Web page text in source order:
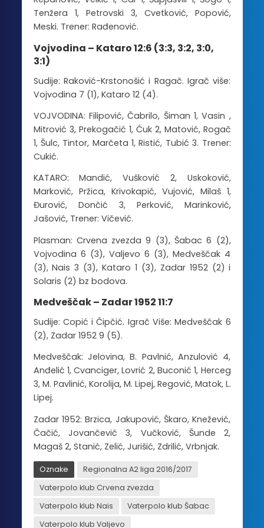
Tenžera 1, Petrovski 3, Cvetković, Popović,
Meski. Trener: Rađenović.
Vojvodina – Kataro 12:6 (3:3, 3:2, 3:0,
3:1)
Sudije: Raković-Krstonošić i Ragač. Igrač više:
Vojvodina 7 (1), Kataro 12 (4).
VOJVODINA: Filipović, Čabrilo, Šiman 1, Vasin ,
Mitrović 3, Prekogačić 1, Ćuk 2, Matović, Rogač
1, Šulc, Tintor, Marčeta 1, Ristić, Tubić 3. Trener:
Cukić.
KATARO: Mandić, Vušković 2, Uskoković,
Marković, Pržica, Krivokapić, Vujović, Milaš 1,
Đurović, Dončić 3, Perković, Marinković,
Jašović, Trener: Vičević.
Plasman: Crvena zvezda 9 (3), Šabac 6 (2),
Vojvodina 6 (3), Valjevo 6 (3), Medveščak 4
(3), Nais 3 (3), Kataro 1 (3), Zadar 1952 (2) i
Solaris (2) bz bodova.
Medveščak – Zadar 1952 11:7
Sudije: Copić i Čipčić. Igrač Više: Medveščak 6
(2), Zadar 1952 9 (5).
Medveščak: Jelovina, B. Pavlnić, Anzulović 4,
Anđelić 1, Cvanciger, Lovrić 2, Buconić 1, Herceg
3, M. Pavlinić, Korolija, M. Lipej, Regović, Matok, L.
Lipej.
Zadar 1952: Brzica, Jakupović, Škaro, Knežević,
Čačić, Jovančević 3, Vučković, Šunde 2,
Magaš 2, Stanić, Zelić, Jurišić, Zdrilić, Vrbnjak.
Oznake
Regionalna A2 liga 2016/2017
Vaterpolo klub Crvena zvezda
Vaterpolo klub Nais
Vaterpolo klub Šabac
Vaterpolo klub Valjevo